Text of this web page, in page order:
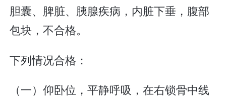
胆囊、脾脏、胰腺疾病，内脏下垂，腹部
包块，不合格。
下列情况合格：
（一）仰卧位，平静呼吸，在右锁骨中线